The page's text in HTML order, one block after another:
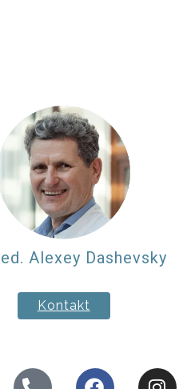
Alexey Dashevsky
Kontakt